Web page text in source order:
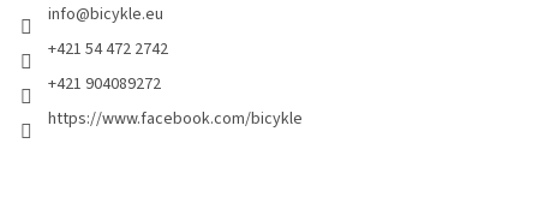
info@bicykle.eu
+421 54 472 2742
+421 904089272
https://www.facebook.com/bicykle